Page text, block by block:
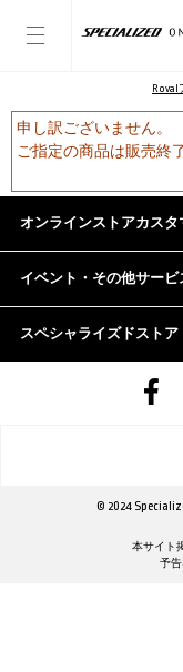
申し訳ございません。
ご指定の商品は販売終
オンラインストアカスタ
イベント・その他サービ
スペシャライズドストア
© 2024
本サイト
予告